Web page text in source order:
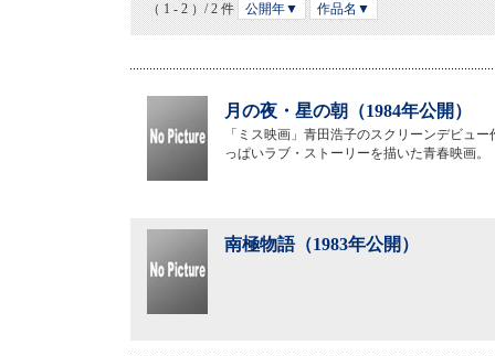
（ 1 - 2 ）/ 2 件 公開年▼ 作品名▼
月の夜・星の朝（1984年公開）
「ミス映画」青田浩子のスクリーンデビュ
っぱいラブ・ストーリーを描いた青春映画。
南極物語（1983年公開）